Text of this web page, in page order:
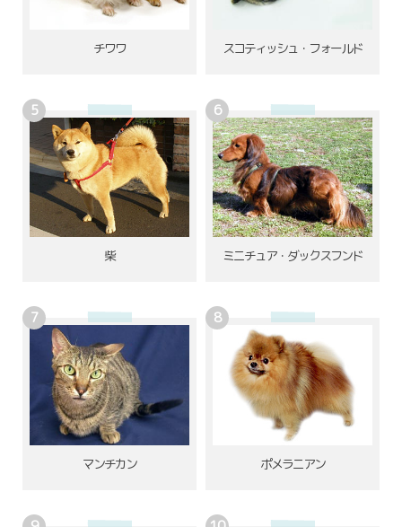
チワワ スコティッシュ・フォールド
柴 ミニチュア・ダックスフンド
マンチカン ポメラニアン